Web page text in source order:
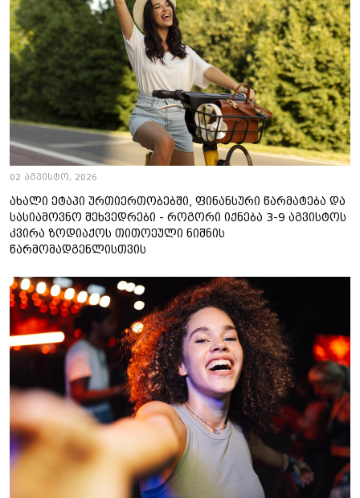
02 აგვისტო, 2026
ახალი ეტაპი ურთიერთობებში, ფინანსური წარმატება და
სასიამოვნო შეხვედრები - როგორი იქნება 3-9 აგვისტოს
კვირა ზოდიაქოს თითოეული ნიშნის
წარმომადგენლისთვის